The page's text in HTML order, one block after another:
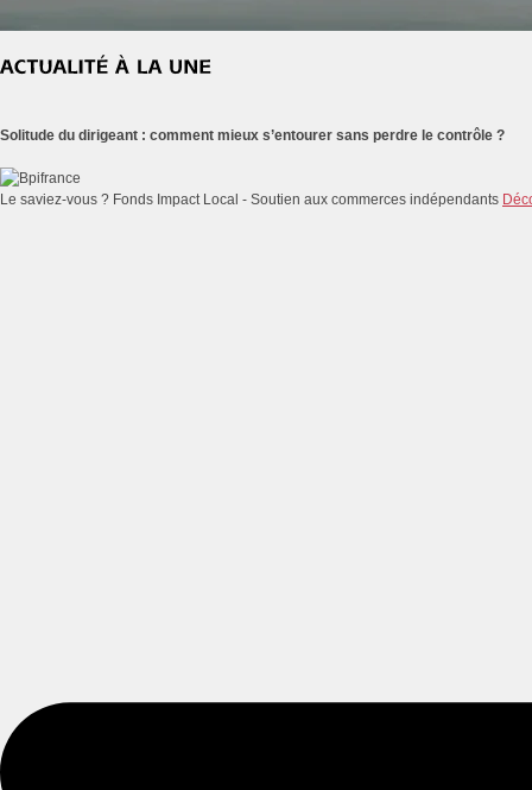
Solitude du dirigeant : comment mieux s’entourer sans perdre le contrôle ?
Le saviez-vous ? Fonds Impact Local - Soutien aux commerces indépendants